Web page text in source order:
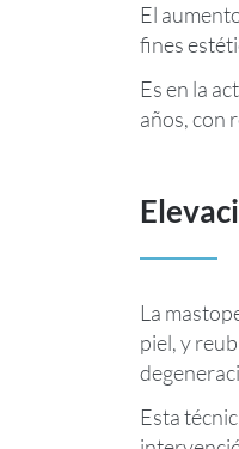
El
fines
Es en la
años, con
La
piel, y
Esta